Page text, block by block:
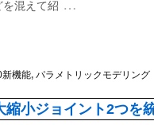
を混えて紹 …
新機能, パラメトリックモデリング
縮小ジョイント2つを